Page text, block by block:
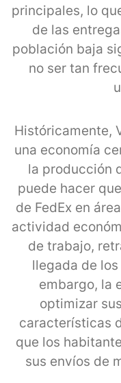
principales, lo
de las
población baja
no ser tan
Históricamente,
una economía
la producción
puede hacer
de FedEx en
actividad
de trabajo,
llegada de
embargo, la
optimizar
características
que los
sus envíos de